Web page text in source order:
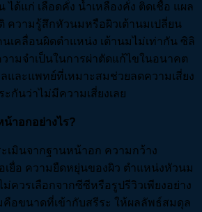
ได้แก่ เลือดคั่ง น้ำเหลืองคั่ง ติดเชื้อ แผล
ความรู้สึกหัวนมหรือผิวเต้านมเปลี่ยน
เคลื่อนผิดตำแหน่ง เต้านมไม่เท่ากัน ซิลิ
ามจำเป็นในการผ่าตัดแก้ไขในอนาคต
และแพทย์ที่เหมาะสมช่วยลดความเสี่ยง
กันว่าไม่มีความเสี่ยงเลย
าอกอย่างไร?
เมินจากฐานหน้าอก ความกว้าง
เยื่อ ความยืดหยุ่นของผิว ตำแหน่งหัวนม
ควรเลือกจากซีซีหรือรูปรีวิวเพียงอย่าง
คือขนาดที่เข้ากับสรีระ ให้ผลลัพธ์สมดุล